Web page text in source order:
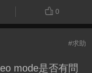
0
#求助
mode是否有問